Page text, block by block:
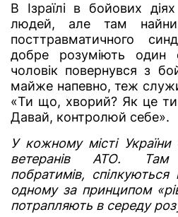
В Ізраїлі в бойових
людей, але там
посттравматичного
добре розуміють один
чоловік повернувся з
майже напевно, теж
«Ти що, хворий? Як це ти
Давай, контролюй себе».
У кожному місті
ветеранів АТО. Там
побратимів,
одному за принципом
потрапляють в середу